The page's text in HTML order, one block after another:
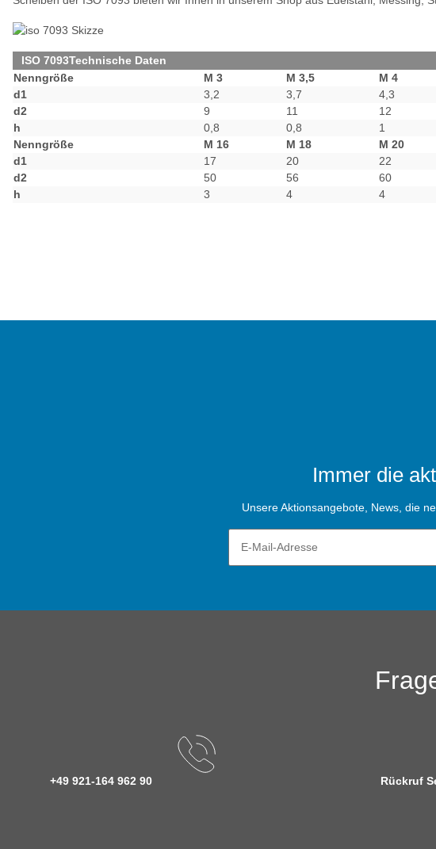
ISO 7093Technische Daten
Nenngröße
M 3 M 3,5 M 4
d1
3,2 3,7 4,3
d2
9 11 12
h
0,8 0,8 1
Nenngröße
M 16 M 18 M 20
d1
17 20 22
d2
50 56 60
h
3 4 4
Immer die
Unsere Aktionsangebote, News, die
+49 921-164 962 90 Rückruf